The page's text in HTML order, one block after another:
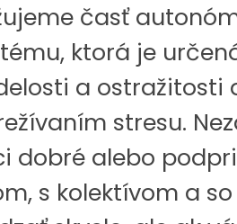
časť
ktorá je
a ostražitosti
stresu.
dobré alebo
s kolektívom a